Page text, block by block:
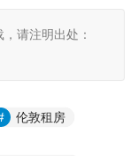
请注明出处：
伦敦租房